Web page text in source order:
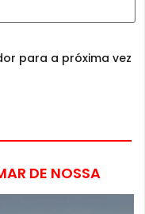
para a próxima vez
DE NOSSA